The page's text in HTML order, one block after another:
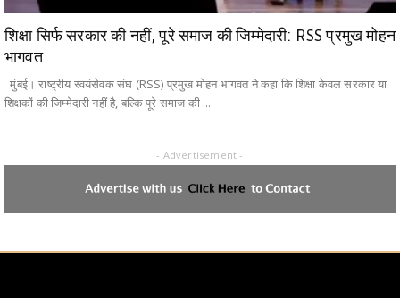
शिक्षा सिर्फ सरकार की नहीं, पूरे समाज की जिम्मेदारी: RSS प्रमुख मोहन
भागवत
मुंबई। राष्ट्रीय स्वयंसेवक संघ (RSS) प्रमुख मोहन भागवत ने कहा कि शिक्षा केवल सरकार या
शिक्षकों की जिम्मेदारी नहीं है, बल्कि पूरे समाज की ...
- Advertisement -